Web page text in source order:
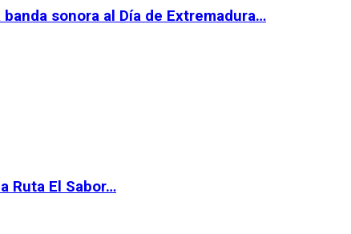
sonora al Día de Extremadura…
Ruta El Sabor…